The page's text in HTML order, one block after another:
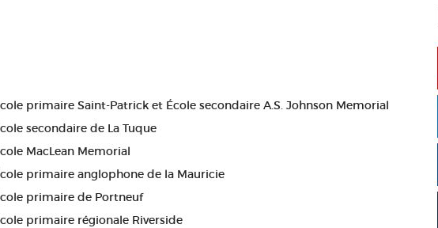
primaire Saint-Patrick et École secondaire A.S. Johnson Memorial
secondaire de La Tuque
MacLean Memorial
primaire anglophone de la Mauricie
primaire de Portneuf
primaire régionale Riverside